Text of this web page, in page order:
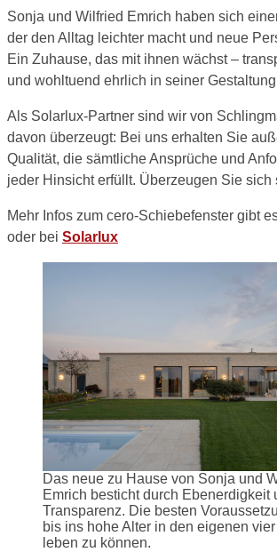
Sonja und Wilfried Emrich haben sich
der den Alltag leichter macht und neue
Ein Zuhause, das mit ihnen wächst –
und wohltuend ehrlich in seiner
Als Solarlux-Partner sind wir von
davon überzeugt: Bei uns erhalten Sie
Qualität, die sämtliche Ansprüche und
jeder Hinsicht erfüllt. Überzeugen Sie sich
Mehr Infos zum cero-Schiebefenster gibt
oder bei Solarlux
Das neue zu Hause von Sonja und
Emrich besticht durch Ebenerdigkeit
Transparenz. Die besten
bis ins hohe Alter in den eigenen
leben zu können.